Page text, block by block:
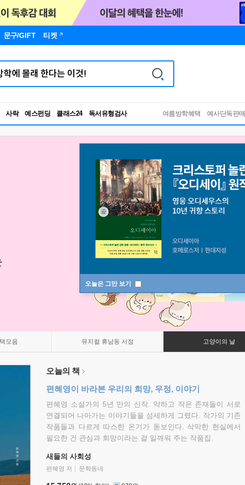
문구/GIFT 티켓
사락 예스펀딩 클래스24
RBTI Lab
독서유형검사
여름방학혜택 예사단독판매
오늘은 그만 보기
모음 뮤지컬 휴남동 서점 고양이의 날
오늘의 책
편혜영이 바라본 우리의 희망, 우정, 이야기
편혜영 소설가의 5년 만의 신작. 약하고 작은 존재들이 서로
연결되어 나아가는 이야기들을 섬세하게 그렸다. 작가의 기존
작품들과 다르게 따스한 온기가 돋보인다. 삭막한 현실에서
필요한 건 관심과 희망이라는 걸 일깨워 주는 작품집.
새들의 사회성
편혜영 저 문학동네